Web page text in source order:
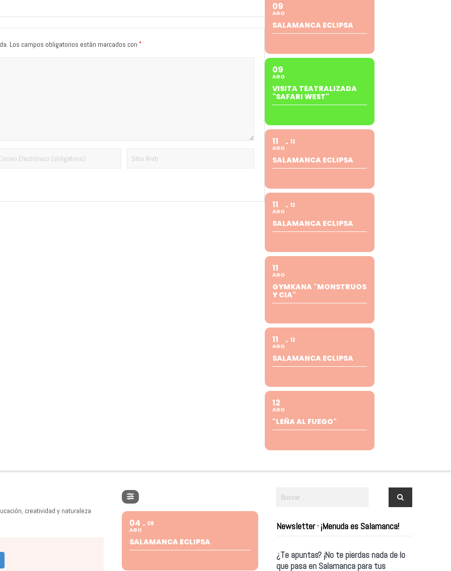
Los campos obligatorios están marcados con *
09
AGO
SALAMANCA ECLIPSA
09
AGO
VISITA TEATRALIZADA
"SAFARI WEST"
11
AGO
12
SALAMANCA ECLIPSA
11
AGO
12
SALAMANCA ECLIPSA
11
AGO
GYMKANA "MONSTRUOS
Y CIA"
11
AGO
12
SALAMANCA ECLIPSA
12
AGO
"LEÑA AL FUEGO"
creatividad y naturaleza
04
AGO
08
SALAMANCA ECLIPSA
Newsletter · ¡Menuda es Salamanca!
¿Te apuntas? ¡No te pierdas nada de lo
que pasa en Salamanca para tus